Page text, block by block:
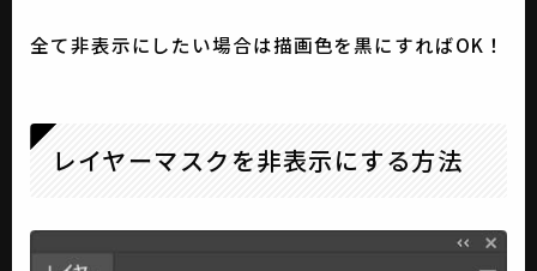
全て非表示にしたい場合は描画色を黒にすればOK！
レイヤーマスクを非表示にする方法